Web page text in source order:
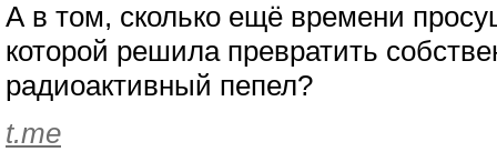
А в том, сколько ещё времени
которой решила превратить
радиоактивный пепел?
t.me